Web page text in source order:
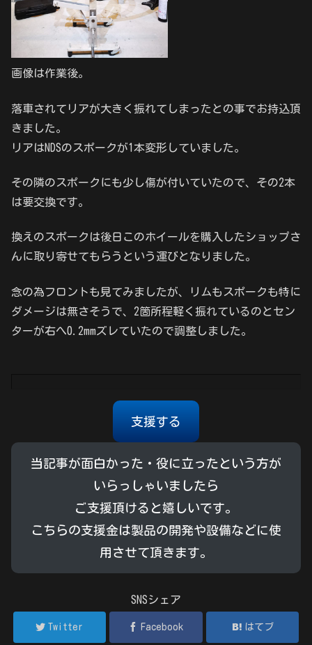
画像は作業後。
落車されてリアが大きく振れてしまったとの事でお持込頂
きました。
リアはNDSのスポークが1本変形していました。
その隣のスポークにも少し傷が付いていたので、その2本
は要交換です。
換えのスポークは後日このホイールを購入したショップさ
んに取り寄せてもらうという運びとなりました。
念の為フロントも見てみましたが、リムもスポークも特に
ダメージは無さそうで、2箇所程軽く振れているのとセン
ターが右へ0.2mmズレていたので調整しました。
支援する
当記事が面白かった・役に立ったという方が
いらっしゃいましたら
ご支援頂けると嬉しいです。
こちらの支援金は製品の開発や設備などに使
用させて頂きます。
SNSシェア
Twitter Facebook はてブ